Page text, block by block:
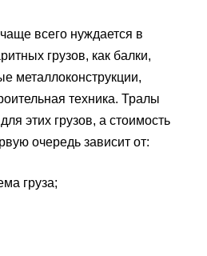
всего нуждается в
грузов, как балки,
металлоконструкции,
техника. Тралы
этих грузов, а стоимость
очередь зависит от:
груза;